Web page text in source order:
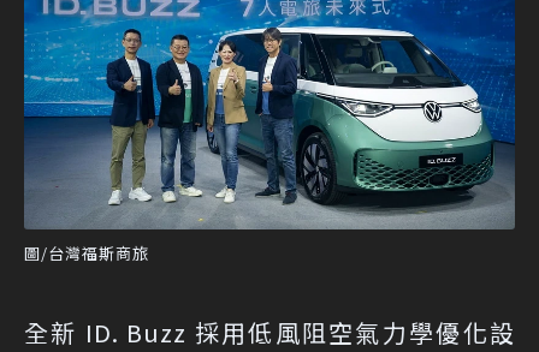
圖/台灣福斯商旅
全新 ID. Buzz 採用低風阻空氣力學優化設